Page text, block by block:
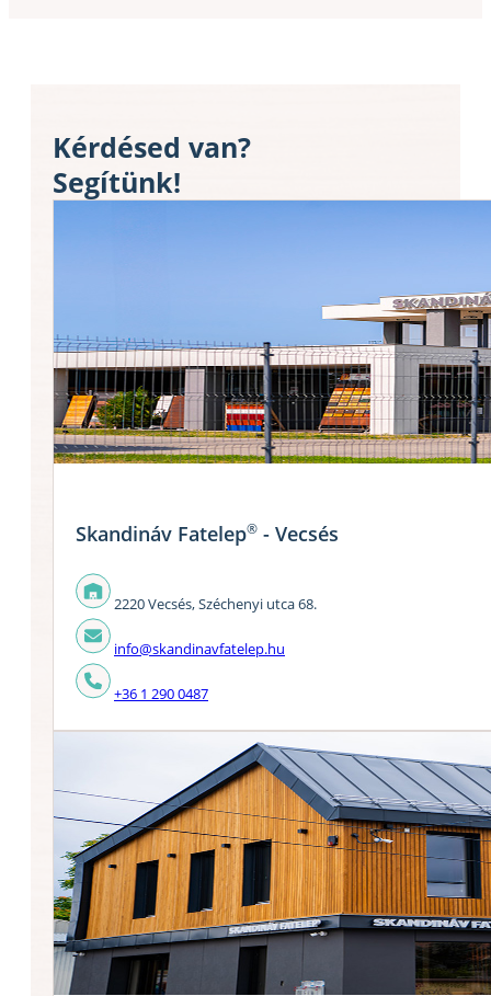
Kérdésed van?
Segítünk!
Skandináv Fatelep® - Vecsés
2220 Vecsés, Széchenyi utca 68.
info@skandinavfatelep.hu
+36 1 290 0487